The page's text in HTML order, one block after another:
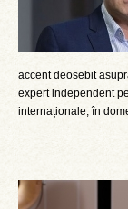
accent deosebit
expert independent
internaționale, în